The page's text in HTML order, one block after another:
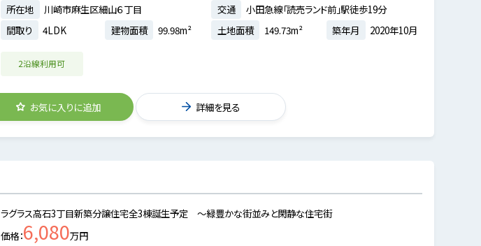
所在地
川崎市麻生区細山６丁目 交通
小田急線「読売ランド前」駅徒歩19分
間取り
4LDK 建物面積 99.98m² 土地面積 149.73m² 築年月 2020年10月
2沿線利用可
お気に入りに追加 詳細を見る
ラグラス高石3丁目新築分譲住宅全3棟誕生予定 ～緑豊かな街並みと閑静な住宅街
価格 6,080万円